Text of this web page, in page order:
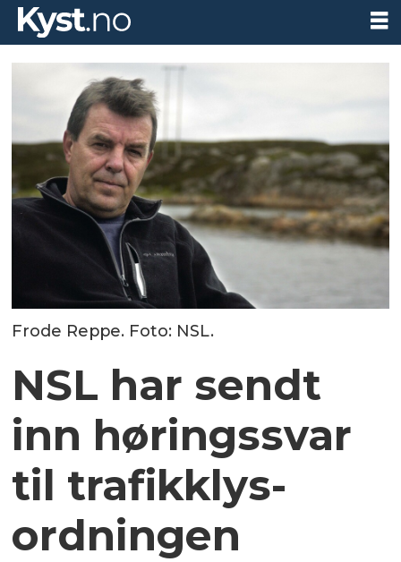
Frode Reppe. Foto: NSL.
NSL har sendt
inn høringssvar
til trafikklys-
ordningen